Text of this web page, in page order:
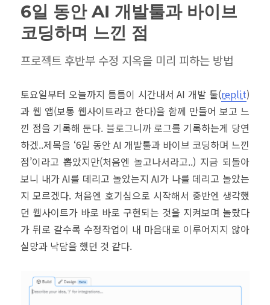
식
블
결
산
6일 동안 AI 개발툴과 바이브
코딩하며 느낀 점
프로젝트 후반부 수정 지옥을 미리 피하는 방법
토요일부터 오늘까지 틈틈이 시간내서 AI 개발 툴(replit)
과 웹 앱(보통 웹사이트라고 한다)을 함께 만들어 보고 느
낀 점을 기록해 둔다. 블로그니까 로그를 기록하는게 당연
하겠..제목을 ‘6일 동안 AI 개발툴과 바이브 코딩하며 느낀
점’이라고 뽑았지만(처음엔 놀고나서라고..) 지금 되돌아
보니 내가 AI를 데리고 놀았는지 AI가 나를 데리고 놀았는
지 모르겠다. 처음엔 호기심으로 시작해서 중반엔 생각했
던 웹사이트가 바로 바로 구현되는 것을 지켜보며 놀랐다
가 뒤로 갈수록 수정작업이 내 마음대로 이루어지지 않아
실망과 낙담을 했던 것 같다.